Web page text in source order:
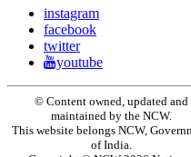
instagram
facebook
twitter
youtube
© Content owned, updated and
maintained by the NCW.
This website belongs NCW,
of India.